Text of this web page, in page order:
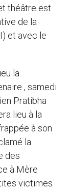
théâtre est
de la
et avec le
la
, samedi
Pratibha
lieu à la
à son
la
des
à Mère
victimes